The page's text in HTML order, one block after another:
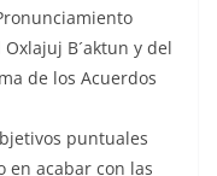
B´aktun y del
de los Acuerdos
puntuales
en acabar con las